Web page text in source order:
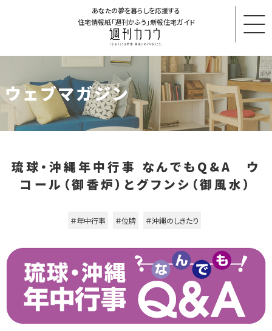
あなたの夢を暮らしを応援する
住宅情報紙「週刊かふう」新報住宅ガイド
ウェブマガジン
琉球・沖縄年中行事 なんでもQ&A ウ
コール（御香炉）とグフンシ（御風水）
＃年中行事 ＃位牌 ＃沖縄のしきたり